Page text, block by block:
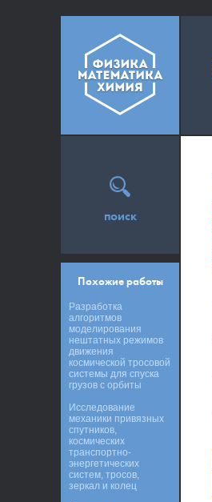
поиск
Похожие работы
Разработка
алгоритмов
моделирования
нештатных режимов
движения
космической тросовой
системы для спуска
грузов с орбиты
Исследование
механики привязных
спутников,
космических
транспортно-
энергетических
систем, тросов,
зеркал и колец